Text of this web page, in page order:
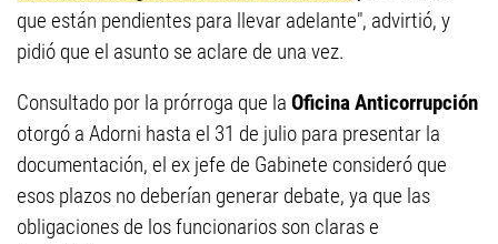
que están pendientes para llevar adelante", advirtió, y
pidió que el asunto se aclare de una vez.
Consultado por la prórroga que la Oficina Anticorrupción
otorgó a Adorni hasta el 31 de julio para presentar la
documentación, el ex jefe de Gabinete consideró que
esos plazos no deberían generar debate, ya que las
obligaciones de los funcionarios son claras e